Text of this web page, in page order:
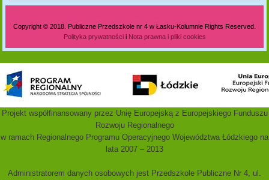
Copyright © 2018. Publiczne Przedszkole nr 4 w Łasku-Kolumnie Rights Reserved.
Polityka prywatnościi Nota prawna i pliki cookies
Projekt współfinansowany przez Unię Europejską z Europejskiego Funduszu
Rozwoju Regionalnego
w ramach Regionalnego Programu Operacyjnego Województwa Łódzkiego na
lata 2007 – 2013
Administratorem danych osobowych jest Przedszkole Publiczne Nr 4, ul.